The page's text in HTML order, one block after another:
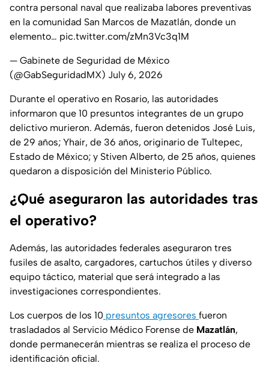
contra personal naval que realizaba labores preventivas
en la comunidad San Marcos de Mazatlán, donde un
elemento… pic.twitter.com/zMn3Vc3q1M
— Gabinete de Seguridad de México
(@GabSeguridadMX) July 6, 2026
Durante el operativo en Rosario, las autoridades
informaron que 10 presuntos integrantes de un grupo
delictivo murieron. Además, fueron detenidos José Luis,
de 29 años; Yhair, de 36 años, originario de Tultepec,
Estado de México; y Stiven Alberto, de 25 años, quienes
quedaron a disposición del Ministerio Público.
¿Qué aseguraron las autoridades tras
el operativo?
Además, las autoridades federales aseguraron tres
fusiles de asalto, cargadores, cartuchos útiles y diverso
equipo táctico, material que será integrado a las
investigaciones correspondientes.
Los cuerpos de los 10 presuntos agresores fueron
trasladados al Servicio Médico Forense de Mazatlán,
donde permanecerán mientras se realiza el proceso de
identificación oficial.